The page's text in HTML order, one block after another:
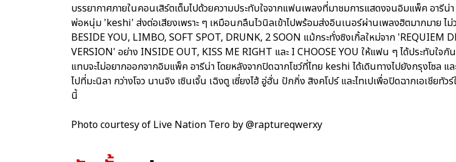
บรรยากาศภายในคอนเสิร์ตเต็มไปด้วยความประทับใจจากแฟนเพลงที่มาชมการแสดงจนอิมแพ็ค อารีน่
พ่อหนุ่ม 'keshi' ส่งต่อเสียงเพราะ ๆ เหมือนกลืนไวนิลเข้าไปพร้อมส่งอินเนอร์ผ่านเพลงฮิตมากมาย ไม่ว่
BESIDE YOU, LIMBO, SOFT SPOT, DRUNK, 2 SOON แม้กระทั่งซิงเกิ้ลใหม่จาก 'REQUIEM
VERSION' อย่าง INSIDE OUT, KISS ME RIGHT และ I CHOOSE YOU ให้แฟน ๆ ได้ประทับใจ
แทบจะไม่อยากออกจากอิมแพ็ค อารีน่า โดยหลังจากปิดฉากโชว์ที่ไทย keshi ได้เดินทางไปยังกรุงโซล แล
ไปที่มะนิลา กว่างโจว นานจิง เซินเจิ้น เฉิงตู เซี่ยงไฮ้ อู่ฮั่น ปักกิ่ง สิงคโปร์ และไทเปเพื่อปิดฉากเอเชียทั
นี้
Photo courtesy of Live Nation Tero by @raptureqwerxy